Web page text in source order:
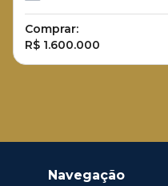
Comprar:
R$ 1.600.000
Navegação